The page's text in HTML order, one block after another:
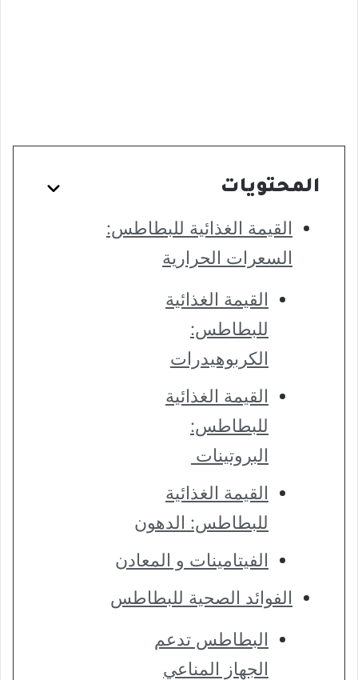
المحتويات
القيمة الغذائية للبطاطس:
السعرات الحرارية
القيمة الغذائية
للبطاطس:
الكربوهيدرات
القيمة الغذائية
للبطاطس:
البروتينات
القيمة الغذائية
للبطاطس: الدهون
الفيتامينات و المعادن
الفوائد الصحية للبطاطس
البطاطس تدعم
الجهاز المناعي